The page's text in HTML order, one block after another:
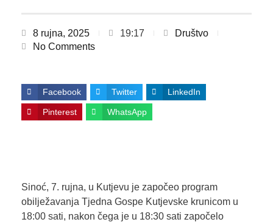
8 rujna, 2025 19:17
Društvo
No Comments
Facebook Twitter LinkedIn
Pinterest WhatsApp
Sinoć, 7. rujna, u Kutjevu je započeo program
obilježavanja Tjedna Gospe Kutjevske krunicom u
18:00 sati, nakon čega je u 18:30 sati započelo